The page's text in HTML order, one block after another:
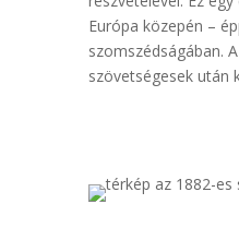
Európa közepén –
szomszédságában.
szövetségesek után